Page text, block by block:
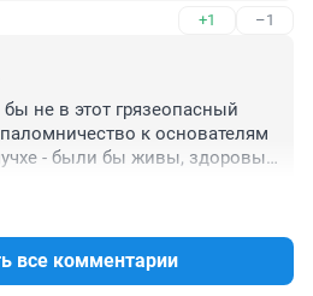
+1 –1
не в этот грязеопасный
к основателям
- были бы живы, здоровы
все комментарии